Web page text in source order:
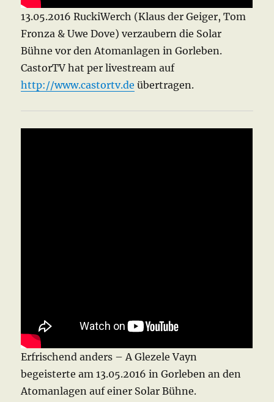
13.05.2016 RuckiWerch (Klaus der Geiger, Tom
Fronza & Uwe Dove) verzaubern die Solar
Bühne vor den Atomanlagen in Gorleben.
CastorTV hat per livestream auf
http://www.castortv.de übertragen.
Erfrischend anders – A Glezele Vayn
begeisterte am 13.05.2016 in Gorleben an den
Atomanlagen auf einer Solar Bühne.